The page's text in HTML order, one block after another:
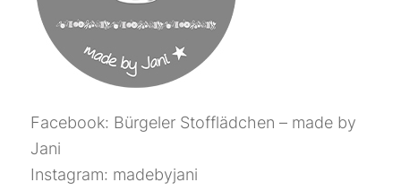
Facebook: Bürgeler Stofflädchen – made by
Jani
Instagram: madebyjani